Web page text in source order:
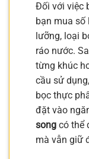
Đối với việc
bạn mua số
lưỡng, loại
ráo nước.
từng khúc
cầu sử
bọc thực
đặt vào
song có thể
mà vẫn giữ